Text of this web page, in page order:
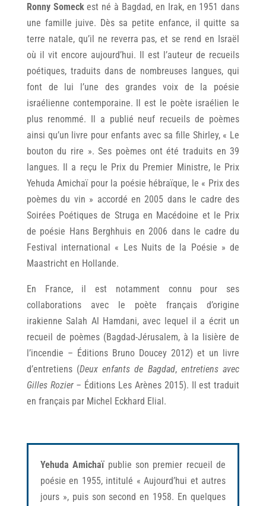
Ronny Someckest né à Bagdad, en Irak, en 1951 dans
une famille juive. Dès sa petite enfance, il quitte sa
terre natale, qu’il ne reverra pas, et se rend en Israël
où il vit encore aujourd’hui. Il est l’auteur de recueils
poétiques, traduits dans de nombreuses langues, qui
font de lui l’une des grandes voix de la poésie
israélienne contemporaine. Il est le poète israélien le
plus renommé. Il a publié neuf recueils de poèmes
ainsi qu’un livre pour enfants avec sa fille Shirley, « Le
bouton du rire ». Ses poèmes ont été traduits en 39
langues. Il a reçu le Prix du Premier Ministre, le Prix
Yehuda Amichaï pour la poésie hébraïque, le « Prix des
poèmes du vin » accordé en 2005 dans le cadre des
Soirées Poétiques de Struga en Macédoine et le Prix
de poésie Hans Berghhuis en 2006 dans le cadre du
Festival international « Les Nuits de la Poésie » de
Maastricht en Hollande.
En France, il est notamment connu pour ses
collaborations avec le poète français d’origine
irakienne Salah Al Hamdani, avec lequel il a écrit un
recueil de poèmes (Bagdad-Jérusalem, à la lisière de
l’incendie – Éditions Bruno Doucey 2012) et un livre
d’entretiens (Deux enfants de Bagdad, entretiens avec
Gilles Rozier – Éditions Les Arènes 2015). Il est traduit
en français par Michel Eckhard Elial.
Yehuda Amichaïpublie son premier recueil de
poésie en 1955, intitulé « Aujourd’hui et autres
jours », puis son second en 1958. En quelques